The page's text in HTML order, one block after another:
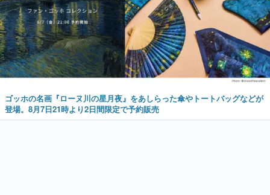
ゴッホの名画『ローヌ川の星月夜』をあしらった傘やトートバッグなどが
登場。8月7日21時より2日間限定で予約販売